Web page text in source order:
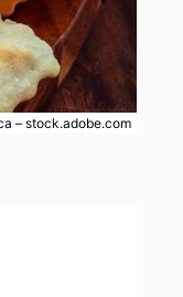
– stock.adobe.com